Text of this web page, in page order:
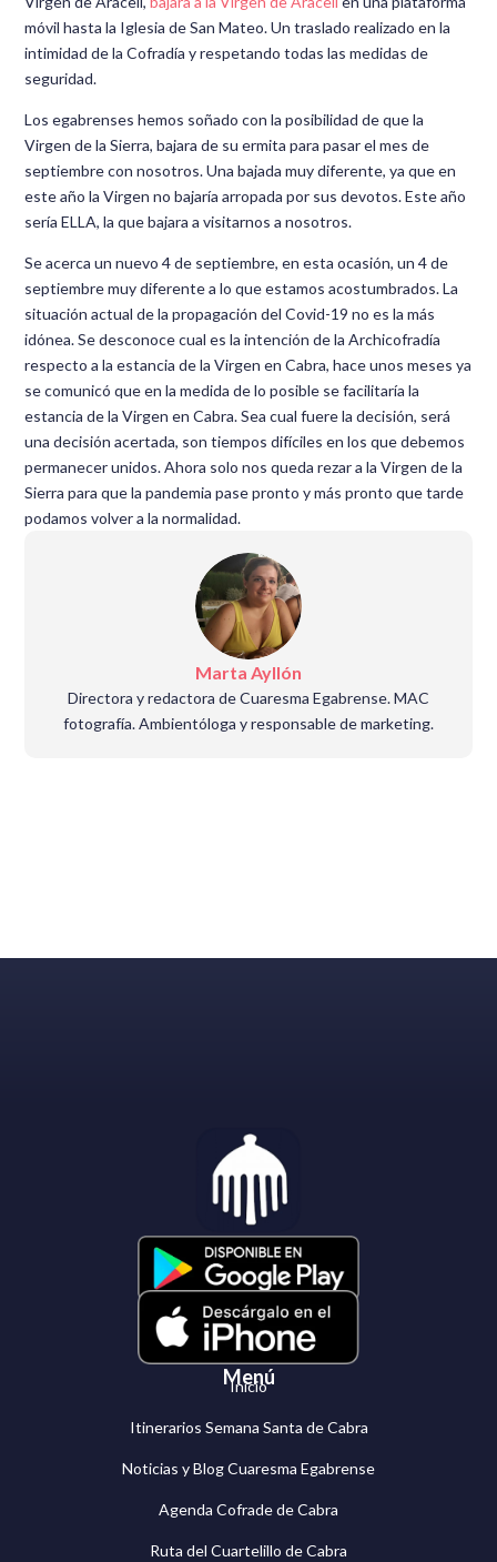
móvil hasta la Iglesia de San Mateo. Un traslado realizado en la
intimidad de la Cofradía y respetando todas las medidas de
seguridad.
Los egabrenses hemos soñado con la posibilidad de que la
Virgen de la Sierra, bajara de su ermita para pasar el mes de
septiembre con nosotros. Una bajada muy diferente, ya que en
este año la Virgen no bajaría arropada por sus devotos. Este año
sería ELLA, la que bajara a visitarnos a nosotros.
Se acerca un nuevo 4 de septiembre, en esta ocasión, un 4 de
septiembre muy diferente a lo que estamos acostumbrados. La
situación actual de la propagación del Covid-19 no es la más
idónea. Se desconoce cual es la intención de la Archicofradía
respecto a la estancia de la Virgen en Cabra, hace unos meses ya
se comunicó que en la medida de lo posible se facilitaría la
estancia de la Virgen en Cabra. Sea cual fuere la decisión, será
una decisión acertada, son tiempos difíciles en los que debemos
permanecer unidos. Ahora solo nos queda rezar a la Virgen de la
Sierra para que la pandemia pase pronto y más pronto que tarde
podamos volver a la normalidad.
Marta Ayllón
Directora y redactora de Cuaresma Egabrense. MAC
fotografía. Ambientóloga y responsable de marketing.
Menú
Inicio
Itinerarios Semana Santa de Cabra
Noticias y Blog Cuaresma Egabrense
Agenda Cofrade de Cabra
Ruta del Cuartelillo de Cabra